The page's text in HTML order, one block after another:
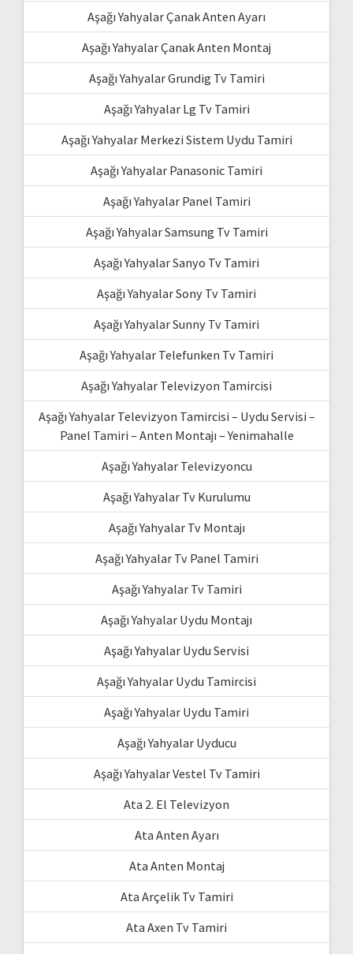
Aşağı Yahyalar Çanak Anten Ayarı
Aşağı Yahyalar Çanak Anten Montaj
Aşağı Yahyalar Grundig Tv Tamiri
Aşağı Yahyalar Lg Tv Tamiri
Aşağı Yahyalar Merkezi Sistem Uydu Tamiri
Aşağı Yahyalar Panasonic Tamiri
Aşağı Yahyalar Panel Tamiri
Aşağı Yahyalar Samsung Tv Tamiri
Aşağı Yahyalar Sanyo Tv Tamiri
Aşağı Yahyalar Sony Tv Tamiri
Aşağı Yahyalar Sunny Tv Tamiri
Aşağı Yahyalar Telefunken Tv Tamiri
Aşağı Yahyalar Televizyon Tamircisi
Aşağı Yahyalar Televizyon Tamircisi – Uydu Servisi –
Panel Tamiri – Anten Montajı – Yenimahalle
Aşağı Yahyalar Televizyoncu
Aşağı Yahyalar Tv Kurulumu
Aşağı Yahyalar Tv Montajı
Aşağı Yahyalar Tv Panel Tamiri
Aşağı Yahyalar Tv Tamiri
Aşağı Yahyalar Uydu Montajı
Aşağı Yahyalar Uydu Servisi
Aşağı Yahyalar Uydu Tamircisi
Aşağı Yahyalar Uydu Tamiri
Aşağı Yahyalar Uyducu
Aşağı Yahyalar Vestel Tv Tamiri
Ata 2. El Televizyon
Ata Anten Ayarı
Ata Anten Montaj
Ata Arçelik Tv Tamiri
Ata Axen Tv Tamiri